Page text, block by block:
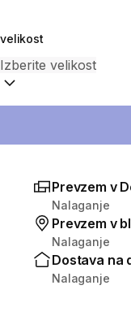
velikost
Prevzem v
Nalaganje
Prevzem v
Nalaganje
Dostava na
Nalaganje